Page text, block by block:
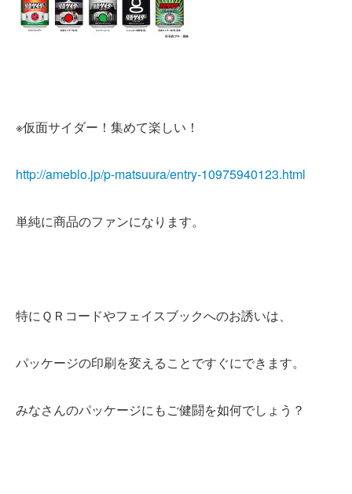
※仮面サイダー！集めて楽しい！
http://ameblo.jp/p-matsuura/entry-10975940123.html
単純に商品のファンになります。
特にＱＲコードやフェイスブックへのお誘いは、
パッケージの印刷を変えることですぐにできます。
みなさんのパッケージにもご健闘を如何でしょう？